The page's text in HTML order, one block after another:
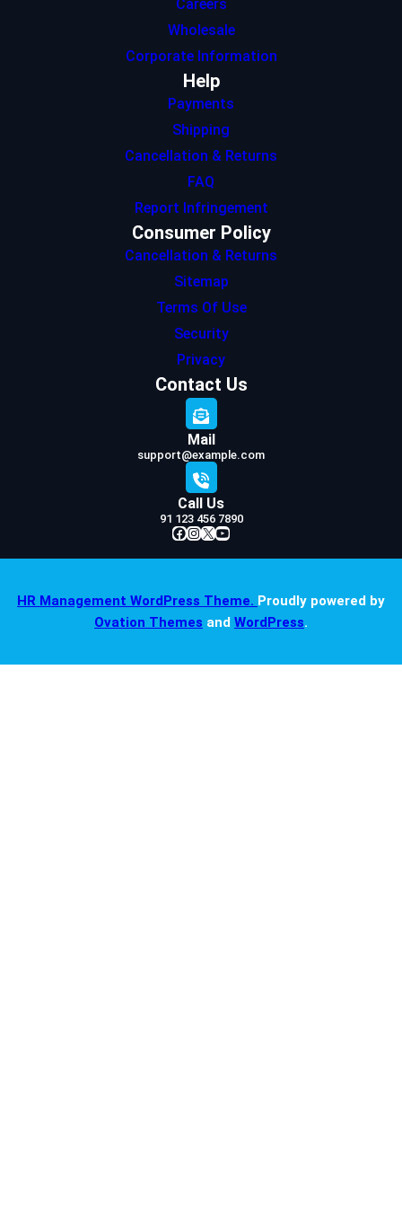
Careers
Wholesale
Corporate Information
Help
Payments
Shipping
Cancellation & Returns
FAQ
Report Infringement
Consumer Policy
Cancellation & Returns
Sitemap
Terms Of Use
Security
Privacy
Contact Us
Mail
support@example.com
Call Us
91 123 456 7890
Facebook InstagramX YouTube
HR Management WordPress Theme. Proudly powered by
Ovation Themes and WordPress.